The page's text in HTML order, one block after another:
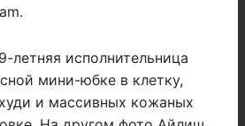
летняя исполнительница
мини-юбке в клетку,
и массивных кожаных